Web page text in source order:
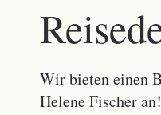
Wir bieten einen
Helene Fischer an!